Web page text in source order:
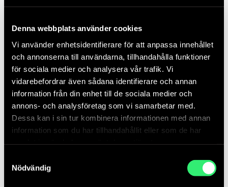
Denna webbplats använder cookies
Vi använder enhetsidentifierare för att anpassa innehållet
och annonserna till användarna, tillhandahålla funktioner
för sociala medier och analysera vår trafik. Vi
vidarebefordrar även sådana identifierare och annan
information från din enhet till de sociala medier och
annons- och analysföretag som vi samarbetar med.
Dessa kan i sin tur kombinera informationen med annan
information som du har tillhandahållit eller som de har
Nödvändig
återrapporteringar och andra krav så att även mindre
civilsamhället får reell möjlighet att delta i alla delar
av processen.
Säkra tid
Processer som involverar flera olika aktörer måste få ta
tid. Det behöver finnas utrymme för både medarbetare och
involverade lokala parter att ta sig tid för att förstå och
fördjupa sammanhanget vid projektets start och kunna
ifrågasätta aspekter av arbetet under processens gång.
Låt eventuella ansökningsprocesser ta tid så att